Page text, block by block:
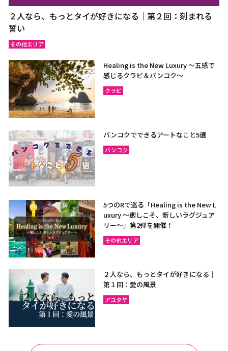
２人なら、もっとタイが好きになる｜第２回：刻まれる
誓い
その他エリア
Healing is the New Luxury ～五感で
感じるクラビ＆バンコク～
クラビ
バンコクでできるアートなこと5選
バンコク
5つのRで巡る「Healing is the New L
uxury ～癒しこそ、新しいラグジュア
リー〜」第2弾を開催！
その他エリア
２人なら、もっとタイが好きになる｜
第１回：愛の風景
アユタヤ